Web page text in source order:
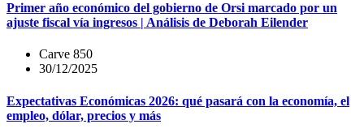
Primer año económico del gobierno de Orsi marcado por un
ajuste fiscal vía ingresos | Análisis de Deborah Eilender
Carve 850
30/12/2025
Expectativas Económicas 2026: qué pasará con la economía, el
empleo, dólar, precios y más